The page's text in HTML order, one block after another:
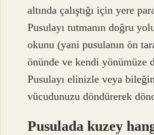
altında çalıştığı için yere
Pusulayı tutmanın doğru
okunu (yani pusulanın ön
önünde ve kendi yönümüze
Pusulayı elinizle veya
vücudunuzu döndürerek
Pusulada kuzey